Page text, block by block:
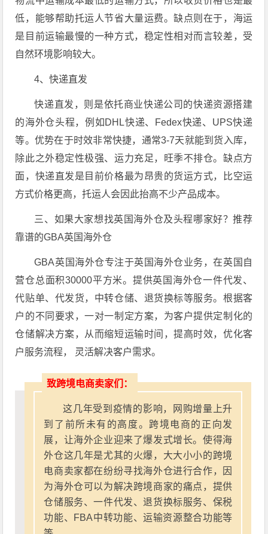
低，能够帮助托运人节省大量运费。缺点则在于，海运
是目前运输最慢的一种方式，稳定性相对而言较差，受
自然环境影响较大。
4、快递直发
快递直发，则是依托商业快递公司的快递资源搭建
的海外仓头程，例如DHL快递、Fedex快递、UPS快递
等。优势在于时效非常快捷，通常3-7天就能到货入库，
除此之外稳定性极强、运力充足，旺季不排仓。缺点方
面，快递直发是目前价格最为昂贵的货运方式，比空运
方式价格更高，托运人会因此抬高不少产品成本。
三、如果大家想找英国海外仓及头程哪家好？推荐
靠谱的GBA英国海外仓
GBA英国海外仓专注于英国海外仓业务，在英国自
营仓总面积30000平方米。提供英国海外仓一件代发、
代贴单、代发货，中转仓储、退货换标等服务。根据客
户的不同要求，一对一制定方案，为客户提供定制化的
仓储解决方案，从而缩短运输时间，提高时效，优化客
户服务流程， 灵活解决客户需求。
致跨境电商卖家们：
这几年受到疫情的影响，网购增量上升
到了前所未有的高度。跨境电商的正向发
展，让海外企业迎来了爆发式增长。使得海
外仓这几年是尤其的火爆，大大小小的跨境
电商卖家都在纷纷寻找海外仓进行合作，因
为海外仓可以为解决跨境商家的痛点，提供
仓储服务、一件代发、退货换标服务、保税
功能、FBA中转功能、运输资源整合功能等